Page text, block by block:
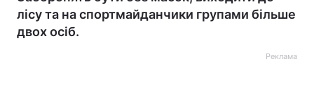
лісу та на спортмайданчики групами більше
двох осіб.
Реклама